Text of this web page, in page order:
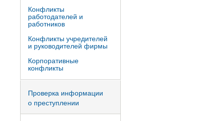
Конфликты
работодателей и
работников
Конфликты учредителей
и руководителей фирмы
Корпоративные
конфликты
Проверка информации
о преступлении